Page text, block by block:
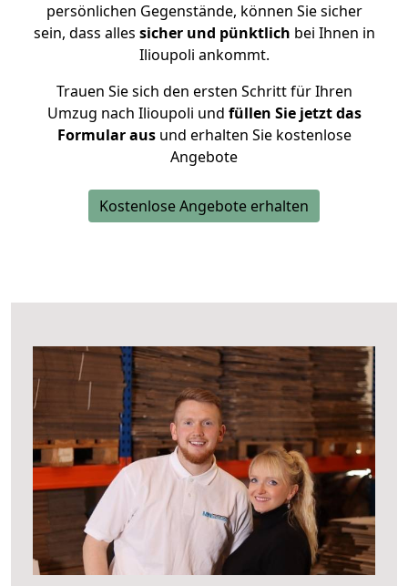
persönlichen Gegenstände, können Sie sicher
sein, dass alles sicher und pünktlich bei Ihnen in
Ilioupoli ankommt.
Trauen Sie sich den ersten Schritt für Ihren
Umzug nach Ilioupoli und füllen Sie jetzt das
Formular ausund erhalten Sie kostenlose
Angebote
Kostenlose Angebote erhalten